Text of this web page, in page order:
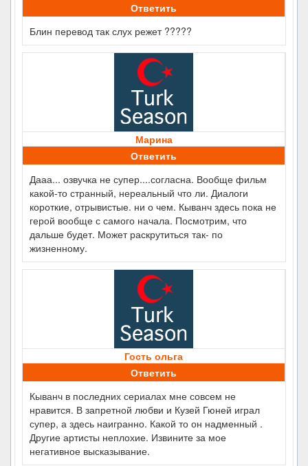
Ответить
Блин перевод так слух режет ?????
Марина
Ответить
Дааа... озвучка не супер....согласна. Вообще фильм
какой-то странный, нереальный что ли. Диалоги
короткие, отрывистые. ни о чем. Кыванч здесь пока не
герой вообще с самого начала. Посмотрим, что
дальше будет. Может раскрутиться так- по
жизненному.
Гость ольга
Ответить
Кыванч в последних сериалах мне совсем не
нравится. В запретной любви и Кузей Гюней играл
супер, а здесь наигранно. Какой то он надменный .
Другие артисты неплохие. Извините за мое
негативное высказывание.